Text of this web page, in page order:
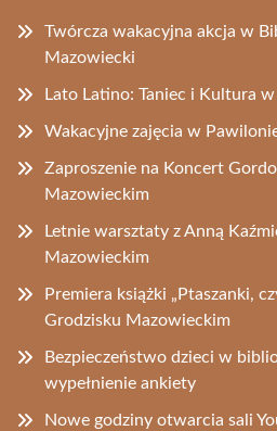
Twórcza wakacyjna akcja w
Mazowiecki
Lato Latino: Taniec i Kultura
Wakacyjne zajęcia w
Zaproszenie na Koncert
Mazowieckim
Letnie warsztaty z Anną
Mazowieckim
Premiera książki „Ptaszanki,
Grodzisku Mazowieckim
Bezpieczeństwo dzieci w
wypełnienie ankiety
Nowe godziny otwarcia sali